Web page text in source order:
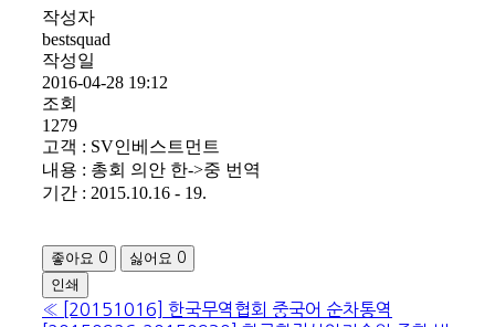
작성자
bestsquad
작성일
2016-04-28 19:12
조회
1279
고객 : SV인베스트먼트
내용 : 총회 의안 한->중 번역
기간 : 2015.10.16 - 19.
좋아요 0 싫어요 0
인쇄
«
[20151016] 한국무역협회 중국어 순차통역